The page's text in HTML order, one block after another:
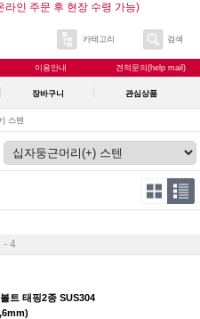
라인 주문 후 현장 수령 가능)
카테고리 검색
이용안내 견적문의(help mail)
장바구니 관심상품
스텐
- 4
트 태핑2종 SUS304